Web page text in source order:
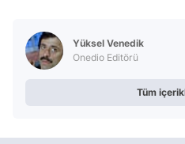
Yüksel Venedik
Onedio Editörü
Tüm